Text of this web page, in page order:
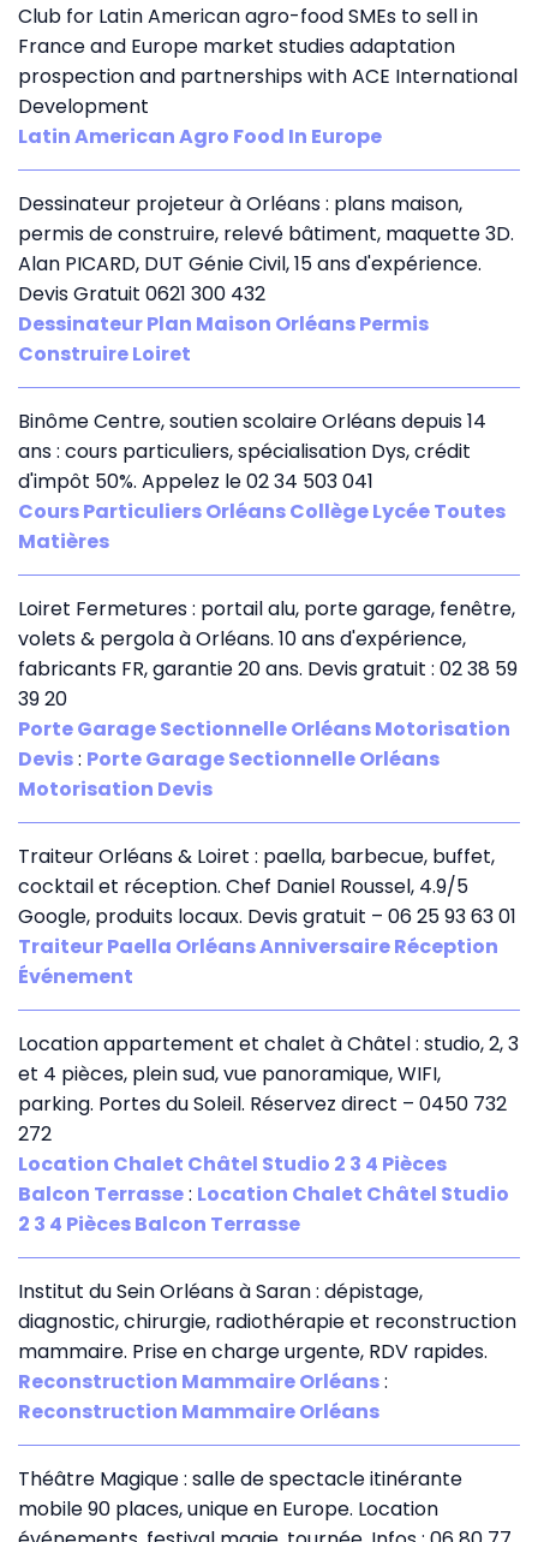
Club for Latin American agro-food SMEs to sell in
France and Europe market studies adaptation
prospection and partnerships with ACE International
Development
Latin American Agro Food In Europe
Dessinateur projeteur à Orléans : plans maison,
permis de construire, relevé bâtiment, maquette 3D.
Alan PICARD, DUT Génie Civil, 15 ans d'expérience.
Devis Gratuit 0621 300 432
Dessinateur Plan Maison Orléans Permis
Construire Loiret
Binôme Centre, soutien scolaire Orléans depuis 14
ans : cours particuliers, spécialisation Dys, crédit
d'impôt 50%. Appelez le 02 34 503 041
Cours Particuliers Orléans Collège Lycée Toutes
Matières
Loiret Fermetures : portail alu, porte garage, fenêtre,
volets & pergola à Orléans. 10 ans d'expérience,
fabricants FR, garantie 20 ans. Devis gratuit : 02 38 59
39 20
Porte Garage Sectionnelle Orléans Motorisation
Devis: Porte Garage Sectionnelle Orléans
Motorisation Devis
Traiteur Orléans & Loiret : paella, barbecue, buffet,
cocktail et réception. Chef Daniel Roussel, 4.9/5
Google, produits locaux. Devis gratuit – 06 25 93 63 01
Traiteur Paella Orléans Anniversaire Réception
Événement
Location appartement et chalet à Châtel : studio, 2, 3
et 4 pièces, plein sud, vue panoramique, WIFI,
parking. Portes du Soleil. Réservez direct – 0450 732
272
Location Chalet Châtel Studio 2 3 4 Pièces
Balcon Terrasse: Location Chalet Châtel Studio
2 3 4 Pièces Balcon Terrasse
Institut du Sein Orléans à Saran : dépistage,
diagnostic, chirurgie, radiothérapie et reconstruction
mammaire. Prise en charge urgente, RDV rapides.
Reconstruction Mammaire Orléans:
Reconstruction Mammaire Orléans
Théâtre Magique : salle de spectacle itinérante
mobile 90 places, unique en Europe. Location